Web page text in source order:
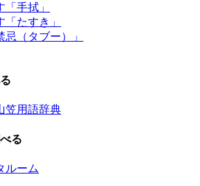
手拭」
たすき」
忌（タブー）」
笠用語辞典
る
ルーム